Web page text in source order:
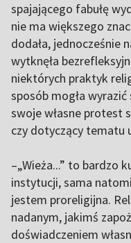
spajającego fabułę
nie ma większego
dodała, jednocześnie
wytknęła
niektórych praktyk
sposób mogła
swoje własne protest
czy dotyczący tematu
–„Wieża...” to bardzo
instytucji, sama
jestem proreligijna.
nadanym, jakimś
doświadczeniem